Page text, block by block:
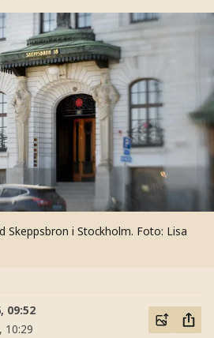
Skeppsbron i Stockholm. Foto: Lisa
09:52
10:29